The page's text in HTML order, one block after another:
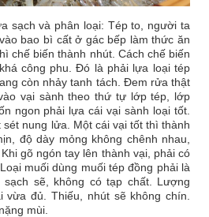
sạch và phân loại: Tép to, người ta
bao bì cất ở gác bếp làm thức ăn
chế biến thành nhút. Cách chế biến
công phu. Đó là phải lựa loại tép
còn nhảy tanh tách. Đem rửa thật
vại sành theo thứ tự lớp tép, lớp
ngon phải lựa cái vại sành loại tốt.
nung lửa. Một cái vại tốt thì thành
độ dày mỏng không chênh nhau,
gõ ngón tay lên thành vại, phải có
muối dùng muối tép đồng phải là
sẽ, không có tạp chất. Lượng
vừa đủ. Thiếu, nhút sẽ không chín.
mùi.